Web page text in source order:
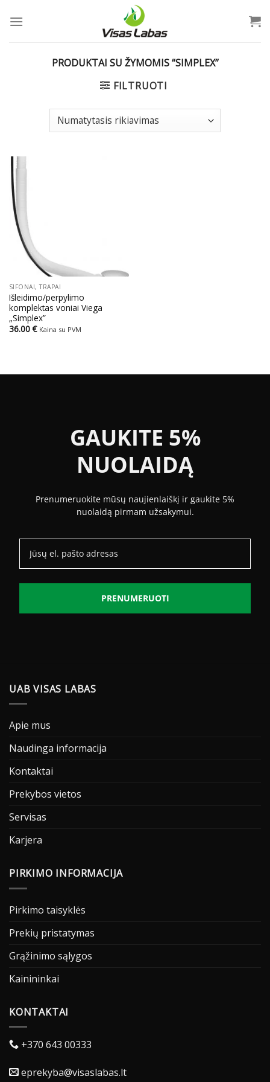
PRODUKTAI SU ŽYMOMIS “SIMPLEX”
FILTRUOTI
SIFONAI, TRAPAI
Išleidimo/perpylimo
komplektas voniai Viega
„Simplex”
36.00€ Kaina su PVM
GAUKITE 5%
NUOLAIDĄ
Prenumeruokite mūsų naujienlaiškį ir gaukite 5%
nuolaidą pirmam užsakymui.
PRENUMERUOTI
UAB VISAS LABAS
Apie mus
Naudinga informacija
Kontaktai
Prekybos vietos
Servisas
Karjera
PIRKIMO INFORMACIJA
Pirkimo taisyklės
Prekių pristatymas
Grąžinimo sąlygos
Kainininkai
KONTAKTAI
+370 643 00333
eprekyba@visaslabas.lt